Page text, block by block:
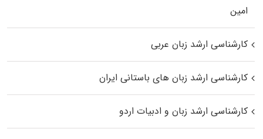
اﻣﻴﻦ
کارشناسی ارشد زبان عربی
کارشناسی ارشد زبان‌ های باستانی ایران
کارشناسی ارشد زبان و ادبیات اردو